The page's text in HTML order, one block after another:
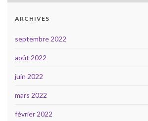
ARCHIVES
septembre 2022
août 2022
juin 2022
mars 2022
février 2022